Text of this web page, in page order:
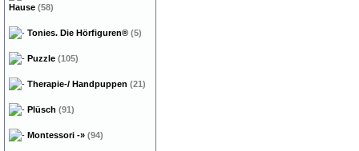
Hause (58)
Tonies. Die Hörfiguren® (5)
Puzzle (105)
Therapie-/ Handpuppen (21)
Plüsch (91)
Montessori -» (94)